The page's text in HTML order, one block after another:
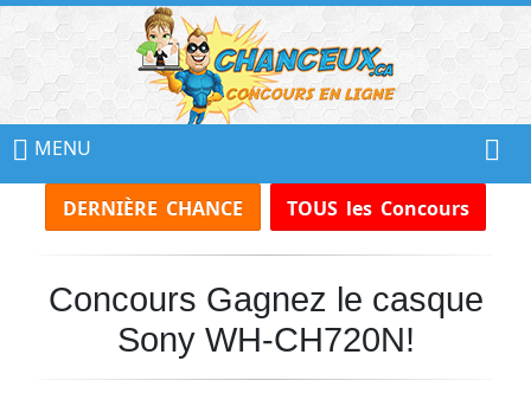
MENU
DERNIÈRE CHANCE TOUS les Concours
Concours Gagnez le casque
Sony WH-CH720N!
📢
Ne
Manquez
Aucun
Concours!
Inscrivez-